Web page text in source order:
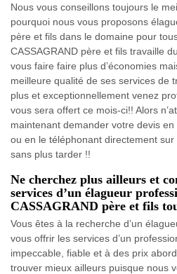
Nous vous conseillons toujours le
pourquoi nous vous proposons
père et fils dans le domaine pour
CASSAGRAND père et fils travaille
vous faire faire plus d’économies
meilleure qualité de ses services de
plus et exceptionnellement venez
vous sera offert ce mois-ci!! Alors
maintenant demander votre devis
ou en le téléphonant directement
sans plus tarder !!
Ne cherchez plus ailleurs et
services d’un élagueur
CASSAGRAND père et fils
Vous êtes à la recherche d’un
vous offrir les services d’un
impeccable, fiable et à des prix
trouver mieux ailleurs puisque nous